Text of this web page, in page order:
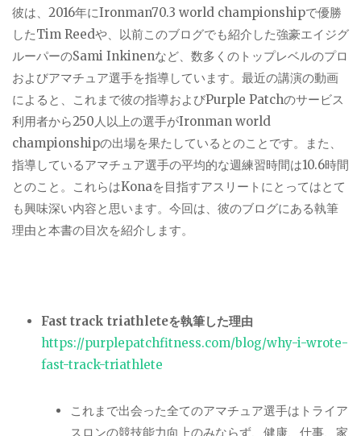
彼は、 2016年にIronman70.3 world championshipで優勝
したTim Reedや、以前このブログでも紹介した強豪エイジグ
ルーパーのSami Inkinenなど、数多くのトップレベルのプロ
およびアマチュア選手を指導しています。最近の講演の動画
によると、これまで彼の指導およびPurple Patchのサービス
利用者から250 人以上の選手がIronman world
championshipの出場を果たしているとのことです。また、
指導しているアマチュア選手の平均的な週練習時間は10.6時間
とのこと。これらはKonaを目指すアスリートにとってはとて
も興味深い内容と思います。今回は、彼のブログにある執筆
理由と本書の目次を紹介します。
Fast track triathleteを執筆した理由
https://purplepatchfitness.com/blog/why-i-wrote-
fast-track-triathlete
これまで出会った全てのアマチュア選手はトライア
スロンの競技能力向上のみならず、健康、仕事、家